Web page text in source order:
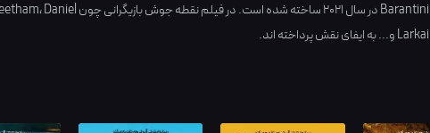
Barantiniدر سال2021ساخته شده است. در فیلم نقطه جوش بازیگرانی چون ،Daniel
Larkaiو... به ایفای نقش پرداخته اند.